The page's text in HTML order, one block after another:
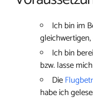
Ich bin im
Ich bin
bzw. lasse
Die
habe ich